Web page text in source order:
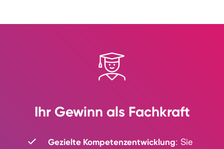
Ihr Gewinn als Fachkraft
Gezielte Kompetenzentwicklung: Sie